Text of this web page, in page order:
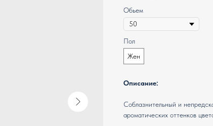
Обьем
Пол
Жен
Описание:
Соблазнительный и
ароматических оттенков